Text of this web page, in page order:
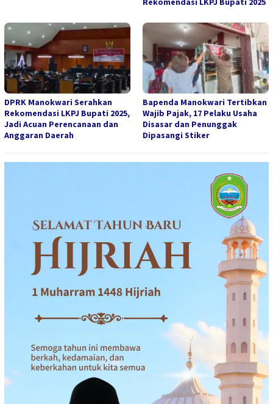
DPRK Manokwari Serahkan
Rekomendasi LKPJ Bupati 2025,
Jadi Acuan Perencanaan dan
Anggaran Daerah
Bapenda Manokwari Tertibkan
Wajib Pajak, 17 Pelaku Usaha
Disasar dan Penunggak
Dipasangi Stiker